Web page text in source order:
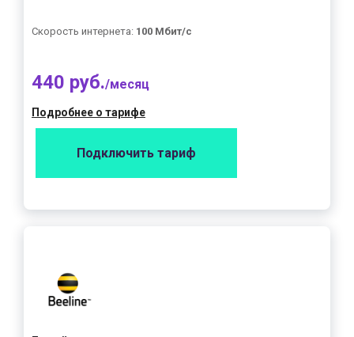
Скорость интернета: 100 Мбит/с
440 руб./месяц
Подробнее о тарифе
Подключить тариф